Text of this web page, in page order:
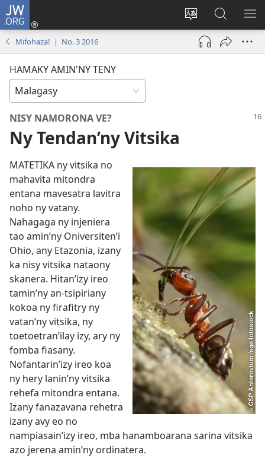
JW.ORG
Hiova
fiteny
Hiditra
(manokatra
rohy)
ato
Amin’ny
Mifohaza! | No. 3 2016
HAMAKY AMIN'NY TENY
NISY NAMORONA VE?
Ny Tendan’ny Vitsika
MATETIKA ny vitsika no
mahavita mitondra
entana mavesatra lavitra
noho ny vatany.
Nahagaga ny injeniera
tao amin’ny Oniversiten’i
Ohio, any Etazonia, izany
ka nisy vitsika nataony
skanera. Hitan’izy ireo
tamin’ny an-tsipiriany
kokoa ny firafitry ny
vatan’ny vitsika, ny
toetoetran’ilay izy, ary ny
fomba fiasany.
Nofantarin’izy ireo koa
ny hery lanin’ny vitsika
rehefa mitondra entana.
Izany fanazavana rehetra
izany avy eo no
nampiasain’izy ireo, mba hanamboarana sarina vitsika
azo jerena amin’ny ordinatera.